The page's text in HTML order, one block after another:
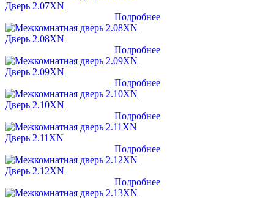
Дверь 2.07XN
Подробнее
Дверь 2.08XN
Подробнее
Дверь 2.09XN
Подробнее
Дверь 2.10XN
Подробнее
Дверь 2.11XN
Подробнее
Дверь 2.12XN
Подробнее